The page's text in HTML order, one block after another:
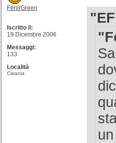
FenirGreen
Iscritto il:
19 Dicembre 2006
Messaggi:
133
Località
Catania